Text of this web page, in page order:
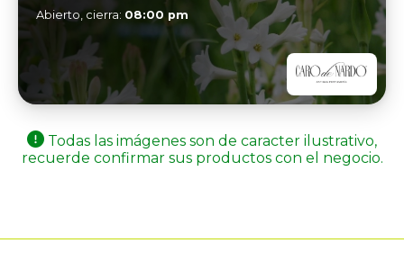
Abierto, cierra: 08:00 pm
Todas las imágenes son de caracter ilustrativo,
recuerde confirmar sus productos con el negocio.